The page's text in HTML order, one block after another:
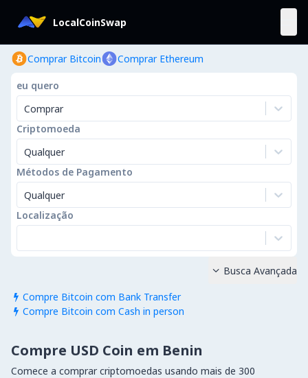
LocalCoinSwap
Comprar Bitcoin Comprar Ethereum
eu quero
Comprar
Criptomoeda
Qualquer
Métodos de Pagamento
Qualquer
Localização
 Compre Bitcoin com Bank Transfer
 Compre Bitcoin com Cash in person
 Busca Avançada
Compre USD Coin em Benin
Comece a comprar criptomoedas usando mais de 300